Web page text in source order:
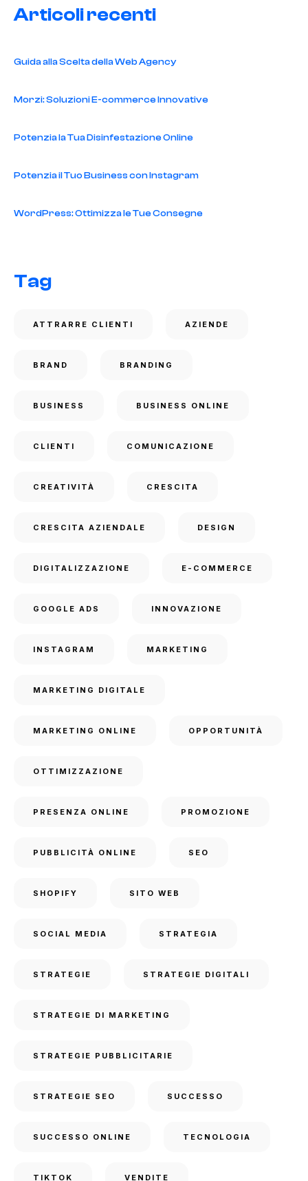
Articoli recenti
Guida alla Scelta della Web Agency
Morzi: Soluzioni E-commerce Innovative
Potenzia la Tua Disinfestazione Online
Potenzia il Tuo Business con Instagram
WordPress: Ottimizza le Tue Consegne
Tag
ATTRARRE CLIENTI AZIENDE
BRAND BRANDING
BUSINESS BUSINESS ONLINE
CLIENTI COMUNICAZIONE
CREATIVITÀ CRESCITA
CRESCITA AZIENDALE DESIGN
DIGITALIZZAZIONE E-COMMERCE
GOOGLE ADS INNOVAZIONE
INSTAGRAM MARKETING
MARKETING DIGITALE
MARKETING ONLINE OPPORTUNITÀ
OTTIMIZZAZIONE
PRESENZA ONLINE PROMOZIONE
PUBBLICITÀ ONLINE SEO
SHOPIFY SITO WEB
SOCIAL MEDIA STRATEGIA
STRATEGIE STRATEGIE DIGITALI
STRATEGIE DI MARKETING
STRATEGIE PUBBLICITARIE
STRATEGIE SEO SUCCESSO
SUCCESSO ONLINE TECNOLOGIA
TIKTOK VENDITE